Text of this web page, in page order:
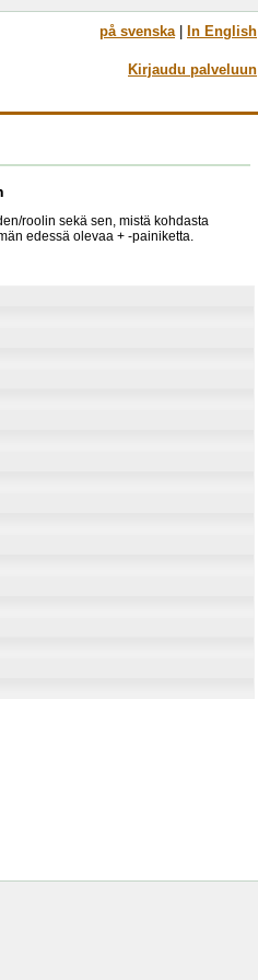
på svenska| In English
Kirjaudu palveluun
roolin sekä sen, mistä kohdasta
edessä olevaa + -painiketta.